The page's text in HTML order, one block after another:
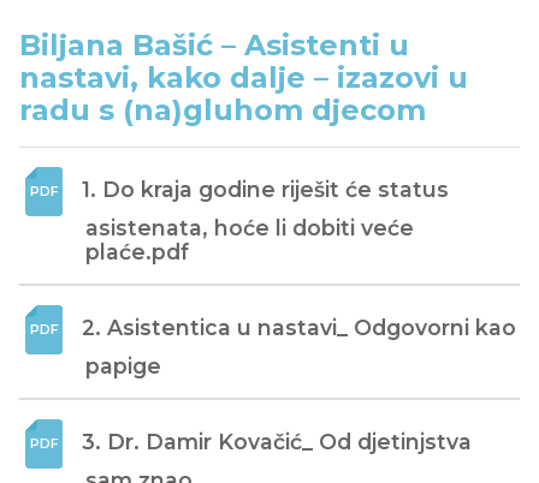
Biljana Bašić – Asistenti u
nastavi, kako dalje – izazovi u
radu s (na)gluhom djecom
1. Do kraja godine riješit će status
asistenata, hoće li dobiti veće
plaće.pdf
2. Asistentica u nastavi_ Odgovorni kao
papige
3. Dr. Damir Kovačić_ Od djetinjstva